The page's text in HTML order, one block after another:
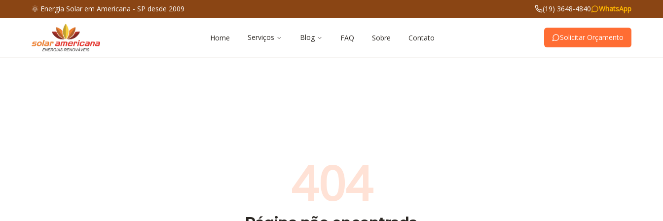
🌞 Energia Solar em Americana - SP desde 2009 (19) 3648-4840 WhatsApp
Home Serviços Blog FAQ Sobre Contato Solicitar Orçamento
404